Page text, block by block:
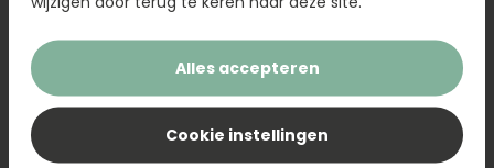
Terug naar overzicht ^Alles accepteren
Cookie instellingen